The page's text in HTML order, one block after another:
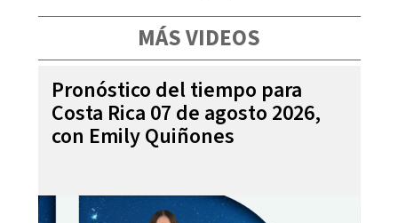
MÁS VIDEOS
Pronóstico del tiempo para
Costa Rica 07 de agosto 2026,
con Emily Quiñones